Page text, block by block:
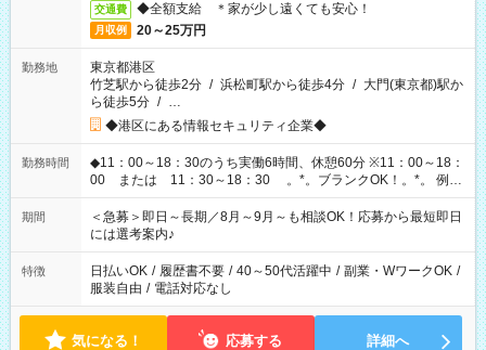
交通費 ◆全額支給 ＊家が少し遠くても安心！
月収例 20～25万円
勤務地
東京都港区
竹芝駅から徒歩2分 / 浜松町駅から徒歩4分 / 大門(東京都)駅か
ら徒歩5分 / …
◆港区にある情報セキュリティ企業◆
勤務時間
◆11：00～18：30のうち実働6時間、休憩60分 ※11：00～18：
00 または 11：30～18：30 。*。ブランクOK！。*。 例え
ば前職が、 在宅/財団法人/事務/コールセンター/受付/販売/カフェ
スタッフ スイーツ販売/ホテルフロント/化粧品販売/など 様々な
業界から入社して活躍されています♪
期間
＜急募＞即日～長期／8月～9月～も相談OK！応募から最短即日
には選考案内♪
特徴 日払いOK / 履歴書不要 / 40～50代活躍中 / 副業・WワークOK /
服装自由 / 電話対応なし
気になる！ 応募する 詳細へ